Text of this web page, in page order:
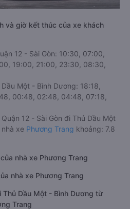
và giờ kết thúc của xe khách
12 - Sài Gòn: 10:30, 07:00,
19:00, 21:00, 23:30, 08:30,
Một - Bình Dương: 18:18,
00:48, 02:48, 04:48, 07:18,
12 - Sài Gòn đi Thủ Dầu Một
xe Phương Trang khoảng: 7.8
nhà xe Phương Trang
nhà xe Phương Trang
Thủ Dầu Một - Bình Dương từ
Trang